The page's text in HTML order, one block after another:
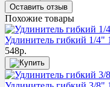
Оставить отзыв
Похожие товары
Удлинитель гибкий 1/4"
548р.